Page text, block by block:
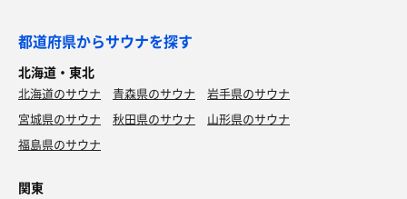
都道府県からサウナを探す
北海道・東北
北海道のサウナ 青森県のサウナ
岩手県のサウナ
宮城県のサウナ
秋田県のサウナ
山形県のサウナ
福島県のサウナ
関東